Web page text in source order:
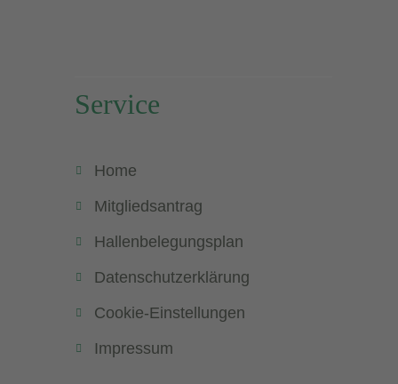
Service
Home
Mitgliedsantrag
Hallenbelegungsplan
Datenschutzerklärung
Cookie-Einstellungen
Impressum